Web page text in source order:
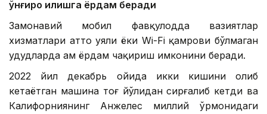
қўнғироқ қилишга ёрдам беради
Замонавий мобил фавқулодда вазиятлар
хизматлари ҳатто уяли ёки Wi-Fi қамрови бўлмаган
ҳудудларда ҳам ёрдам чақириш имконини беради.
2022 йил декабрь ойида икки кишини олиб
кетаётган машина тоғ йўлидан сирғалиб кетди ва
Калифорниянинг Анжелес миллий ўрмонидаги